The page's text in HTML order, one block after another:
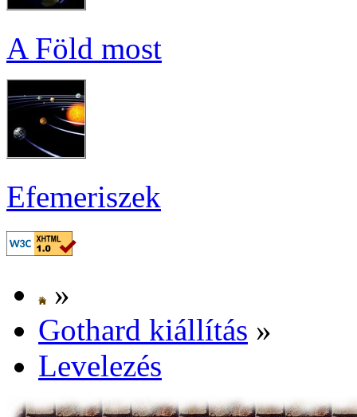
A Föld most
Efe­me­ri­szek
»
Got­hard ki­ál­lí­tás »
Le­ve­le­zés